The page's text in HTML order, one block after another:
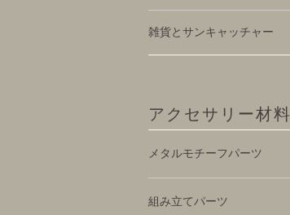
雑貨とサンキャッチャー
アクセサリー材料
メタルモチーフパーツ
組み立てパーツ